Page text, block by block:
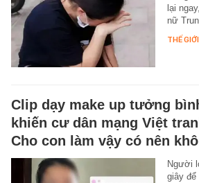
lại
nữ
THẾ
Clip dạy make up tưởng
khiến cư dân mạng Việt
Cho con làm vậy có nên
Người
giây để